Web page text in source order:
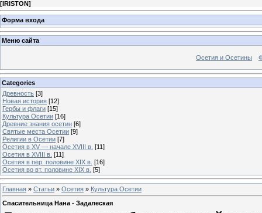
[IRISTON]
Форма входа
Меню сайта
Осетия и Осетины
Categories
Древность [3]
Новая история [12]
Гербы и флаги [15]
Культура Осетии [16]
Древние знания осетин [6]
Святые места Осетии [9]
Религии в Осетии [7]
Осетия в XV — начале XVIII в. [11]
Осетия в XVIII в. [11]
Осетия в пер. половине XIX в. [16]
Осетия во вт. половине XIX в. [5]
Главная » Статьи » Осетия » Культура Осетии
Спасительница Нана - Задалеская